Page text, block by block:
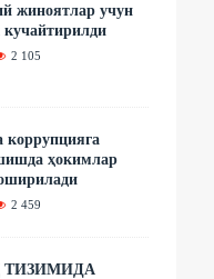
жиноятлар учун
кучайтирилди
2 105
коррупцияга
ҳокимлар
2 459
ТИЗИМИДА